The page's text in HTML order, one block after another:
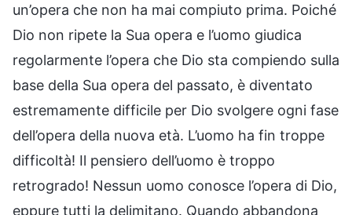
un’opera che non ha mai compiuto prima. Poiché
Dio non ripete la Sua opera e l’uomo giudica
regolarmente l’opera che Dio sta compiendo sulla
base della Sua opera del passato, è diventato
estremamente difficile per Dio svolgere ogni fase
dell’opera della nuova età. L’uomo ha fin troppe
difficoltà! Il pensiero dell’uomo è troppo
retrogrado! Nessun uomo conosce l’opera di Dio,
eppure tutti la delimitano. Quando abbandona